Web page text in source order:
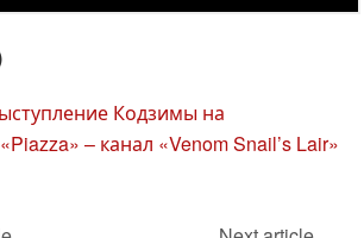
Кодзимы на
– канал «Venom Snail’s Lair»